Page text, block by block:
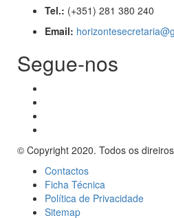
Tel.: (+351) 281 380 240
Email:
Segue-nos
© Copyright 2020. Todos os
Contactos
Ficha Técnica
Política de Privacidade
Sitemap